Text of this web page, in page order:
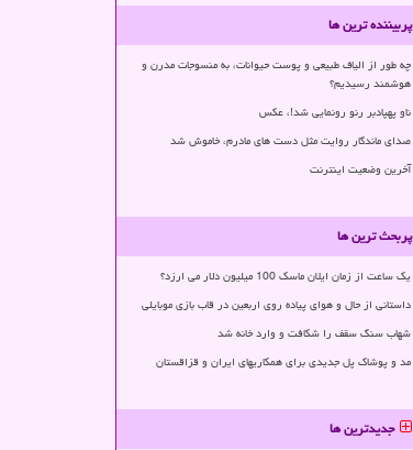
پربیننده ترین ها
چه طور از الیاف طبیعی و پوست حیوانات، به منسوجات مدرن و
هوشمند رسیدیم؟
ناو پهپادبر رنو رونمایی شد!، عکس
صدای ماندگار روایت مثل دست های مادرم، خاموش شد
آخرین وضعیت اینترنت
پربحث ترین ها
یک ساعت از زمان ایلان ماسک 100 میلیون دلار می ارزد؟
داستانی از حال و هوای پیاده روی اربعین در قاب بازی موبایلی
شهاب سنگ سقف را شکافت و وارد خانه شد
مد و پوشاک پل جدیدی برای همکاریهای ایران و قزاقستان
جدیدترین ها